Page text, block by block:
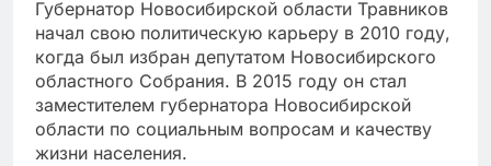
Губернатор Новосибирской области Травников
начал свою политическую карьеру в 2010 году,
когда был избран депутатом Новосибирского
областного Собрания. В 2015 году он стал
заместителем губернатора Новосибирской
области по социальным вопросам и качеству
жизни населения.